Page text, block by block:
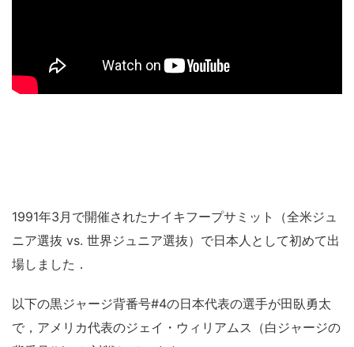
1991年3月で開催されたナイキフープサミット（全米ジュ
ニア選抜 vs. 世界ジュニア選抜）で日本人として初めて出
場しました．
以下の黒ジャージ背番号#4の日本代表の選手が田臥勇太
で，アメリカ代表のジェイ・ウィリアムス（白ジャージの